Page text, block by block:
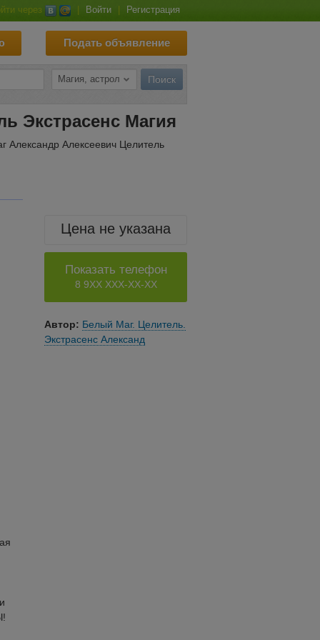
через Войти Регистрация
Подать объявление
Экстрасенс Магия
Алексеевич Целитель
Цена не указана
Показать телефон
8 9XX XXX-XX-XX
Автор: Белый Маг. Целитель.
Экстрасенс Александ